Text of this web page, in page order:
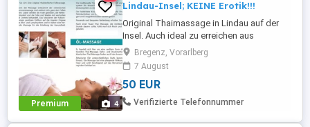
Premium 4
Lindau-Insel; KEINE Erotik!!!
Original Thaimassage in Lindau auf der
Insel. Auch ideal zu erreichen aus
Vorarlberg. Ich wurde ausgebildet und
zertifiziert im Wat Po Tempel in Bangkok.
Sollten Sie spezielle Beschwerden
(Rücken, Nacken, Füsse, usw.) haben,
sprechen Sie mich einfach darauf an. Ich
Bregenz, Vorarlberg
7 August
50 EUR
Verifizierte Telefonnummer